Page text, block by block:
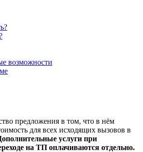
возможности
предложения в том, что в нём
для всех исходящих вызовов в
услуги при
на ТП оплачиваются отдельно.